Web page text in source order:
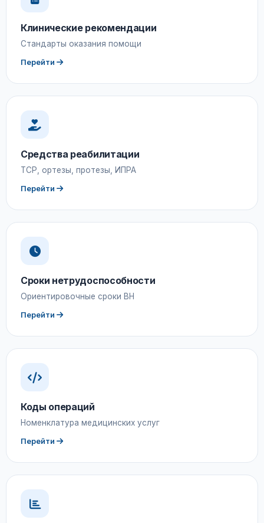
Клинические рекомендации
Стандарты оказания помощи
Перейти
Средства реабилитации
ТСР, ортезы, протезы, ИПРА
Перейти
Сроки нетрудоспособности
Ориентировочные сроки ВН
Перейти
Коды операций
Номенклатура медицинских услуг
Перейти